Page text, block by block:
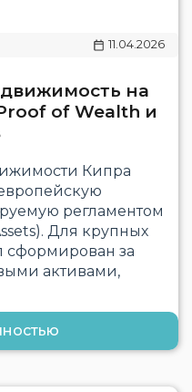
11.04.2026
на
of Wealth и
Кипра
регламентом
Для крупных
сформирован за
активами,